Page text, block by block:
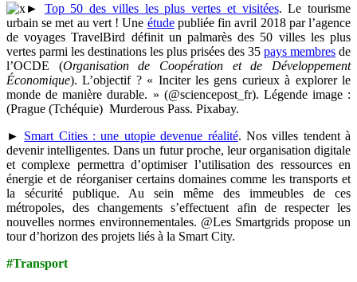
► Top 50 des villes les plus vertes et visitées. Le tourisme
urbain se met au vert ! Une étudepubliée fin avril 2018 par l’agence
de voyages TravelBird définit un palmarès des 50 villes les plus
vertes parmi les destinations les plus prisées des 35 pays membres de
l’OCDE (Organisation de Coopération et de Développement
Économique). L’objectif ? « Inciter les gens curieux à explorer le
monde de manière durable. » (@sciencepost_fr). Légende image :
(Prague (Tchéquie) Murderous Pass. Pixabay.
► Smart Cities : une utopie devenue réalité. Nos villes tendent à
devenir intelligentes. Dans un futur proche, leur organisation digitale
et complexe permettra d’optimiser l’utilisation des ressources en
énergie et de réorganiser certains domaines comme les transports et
la sécurité publique. Au sein même des immeubles de ces
métropoles, des changements s’effectuent afin de respecter les
nouvelles normes environnementales. @Les Smartgrids propose un
tour d’horizon des projets liés à la Smart City.
#Transport